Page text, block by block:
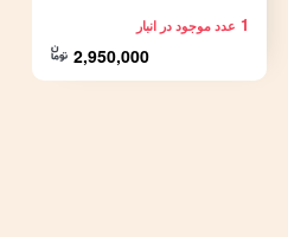
1 عدد موجود در انبار
2,950,000